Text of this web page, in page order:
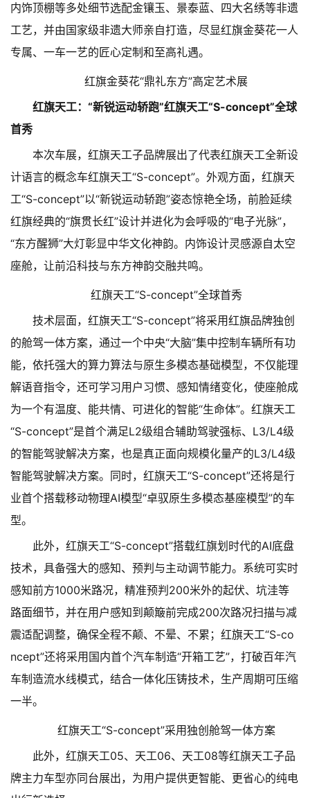
内饰顶棚等多处细节选配金镶玉、景泰蓝、四大名绣等非遗
工艺，并由国家级非遗大师亲自打造，尽显红旗金葵花一人
专属、一车一艺的匠心定制和至高礼遇。
红旗金葵花“鼎礼东方”高定艺术展
红旗天工：“新锐运动轿跑”红旗天工“S-concept”全球
首秀
本次车展，红旗天工子品牌展出了代表红旗天工全新设
计语言的概念车红旗天工“S-concept”。外观方面，红旗天
工“S-concept”以“新锐运动轿跑”姿态惊艳全场，前脸延续
红旗经典的“旗贯长红”设计并进化为会呼吸的“电子光脉”，
“东方醒狮”大灯彰显中华文化神韵。内饰设计灵感源自太空
座舱，让前沿科技与东方神韵交融共鸣。
红旗天工“S-concept”全球首秀
技术层面，红旗天工“S-concept”将采用红旗品牌独创
的舱驾一体方案，通过一个中央“大脑”集中控制车辆所有功
能，依托强大的算力算法与原生多模态基础模型，不仅能理
解语音指令，还可学习用户习惯、感知情绪变化，使座舱成
为一个有温度、能共情、可进化的智能“生命体”。红旗天工
“S-concept”是首个满足L2级组合辅助驾驶强标、L3/L4级
的智能驾驶解决方案，也是真正面向规模化量产的L3/L4级
智能驾驶解决方案。同时，红旗天工“S-concept”还将是行
业首个搭载移动物理AI模型“卓驭原生多模态基座模型”的车
型。
此外，红旗天工“S-concept”搭载红旗划时代的AI底盘
技术，具备强大的感知、预判与主动调节能力。系统可实时
感知前方1000米路况，精准预判200米外的起伏、坑洼等
路面细节，并在用户感知到颠簸前完成200次路况扫描与减
震适配调整，确保全程不颠、不晕、不累；红旗天工“S-co
ncept”还将采用国内首个汽车制造“开箱工艺”，打破百年汽
车制造流水线模式，结合一体化压铸技术，生产周期可压缩
一半。
红旗天工“S-concept”采用独创舱驾一体方案
此外，红旗天工05、天工06、天工08等红旗天工子品
牌主力车型亦同台展出，为用户提供更智能、更省心的纯电